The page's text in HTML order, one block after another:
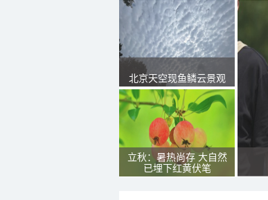
北京天空现鱼鳞云景观
立秋：暑热尚存 大自然
已埋下红黄伏笔